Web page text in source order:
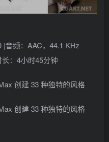
|音频：AAC，44.1 KHz
：4小时45分钟
创建 33 种独特的风格
创建 33 种独特的风格